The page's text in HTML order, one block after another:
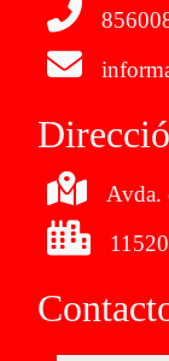
Avda.